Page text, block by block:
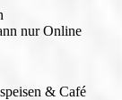
nur Online
& Café